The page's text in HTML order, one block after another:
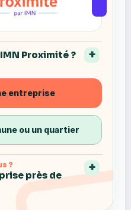
Proximité ?
entreprise
ou un quartier
?
près de